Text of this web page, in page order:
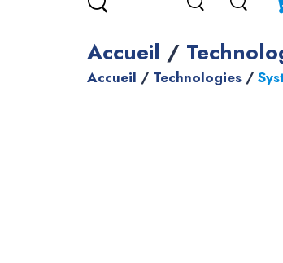
Accueil /
Accueil / Technologies/